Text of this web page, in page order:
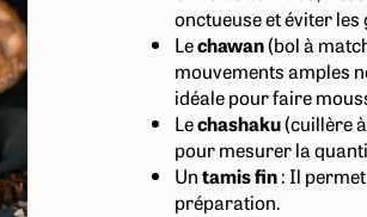
onctueuse et éviter
Lechawan(bol à
mouvements amples
idéale pour faire
Lechashaku(cuillère
pour mesurer la
Untamis fin: Il permet
préparation.